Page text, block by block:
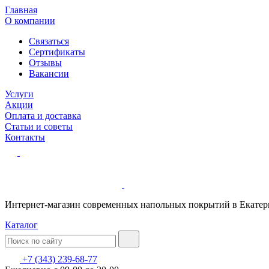
Главная
О компании
Связаться
Сертификаты
Отзывы
Вакансии
Услуги
Акции
Оплата и доставка
Статьи и советы
Контакты
Интернет-магазин современных напольных покрытий в
Каталог
+7 (343) 239-68-77